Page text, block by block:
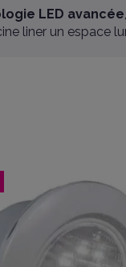
LED avancée
liner un espace